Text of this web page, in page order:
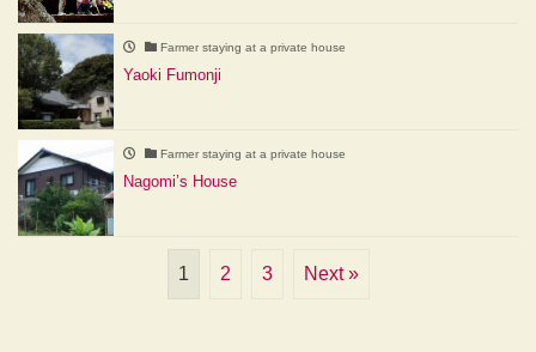
Farmer staying at a private house
Yaoki Fumonji
Farmer staying at a private house
Nagomi’s House
1 2 3 Next »